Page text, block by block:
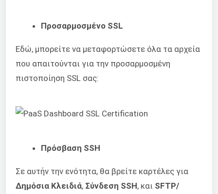
Προσαρμοσμένο SSL
Εδώ, μπορείτε να μεταφορτώσετε όλα τα αρχεία
που απαιτούνται για την προσαρμοσμένη
πιστοποίηση SSL σας:
Πρόσβαση SSH
Σε αυτήν την ενότητα, θα βρείτε καρτέλες για
Δημόσια Κλειδιά, Σύνδεση SSH, και SFTP/